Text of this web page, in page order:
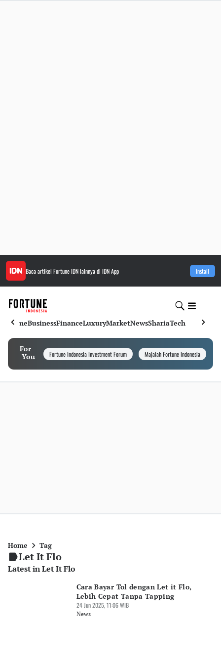
Baca artikel Fortune IDNlainnya di IDN App Install
HomeBusinessFinanceLuxuryMarketNewsShariaTech
For
You
Fortune Indonesia Investment Forum Majalah Fortune Indonesia
Home Tag
Let It Flo
Latest in Let It Flo
Cara Bayar Tol dengan Let it Flo,
Lebih Cepat Tanpa Tapping
24 Jun 2025, 11:06 WIB
News